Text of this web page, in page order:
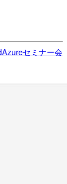
Azureセミナー会